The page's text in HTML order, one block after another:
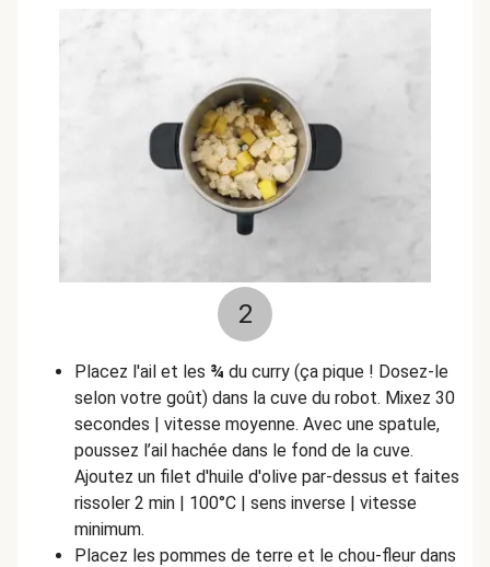
2
Placez l'ail et les ¾ du curry (ça pique ! Dosez-le
selon votre goût) dans la cuve du robot. Mixez 30
secondes | vitesse moyenne. Avec une spatule,
poussez l’ail hachée dans le fond de la cuve.
Ajoutez un filet d'huile d'olive par-dessus et faites
rissoler 2 min | 100°C | sens inverse | vitesse
minimum.
Placez les pommes de terre et le chou-fleur dans